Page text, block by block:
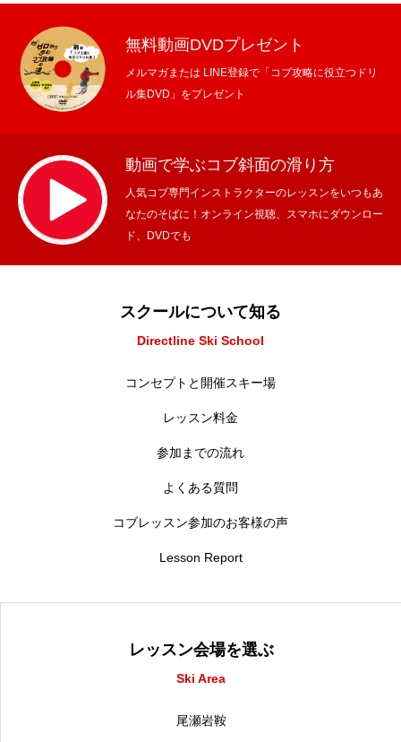
無料動画DVDプレゼント
メルマガまたは LINE登録で「コブ攻略に役立つドリ
ル集DVD」をプレゼント
動画で学ぶコブ斜面の滑り方
人気コブ専門インストラクターのレッスンをいつもあ
なたのそばに！オンライン視聴、スマホにダウンロー
ド、DVDでも
スクールについて知る
Directline Ski School
コンセプトと開催スキー場
レッスン料金
参加までの流れ
よくある質問
コブレッスン参加のお客様の声
Lesson Report
レッスン会場を選ぶ
Ski Area
尾瀬岩鞍